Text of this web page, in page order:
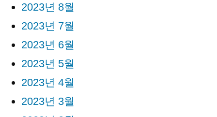
2023년 8월
2023년 7월
2023년 6월
2023년 5월
2023년 4월
2023년 3월